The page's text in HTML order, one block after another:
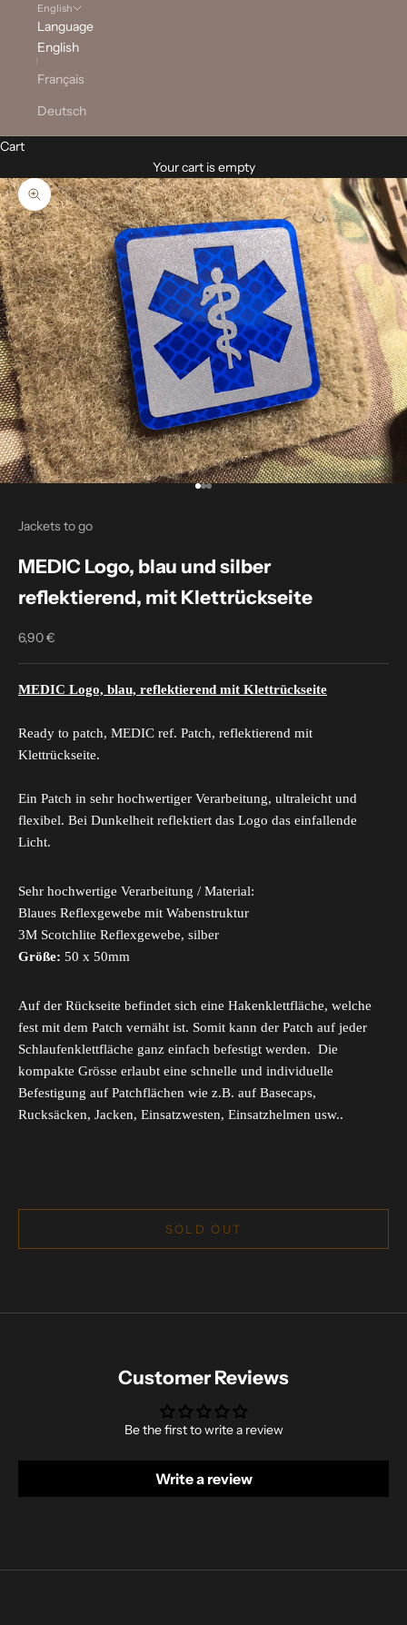
English
Language
English
Français
Deutsch
Cart
Your cart is empty
Zoom picture
Go to item 1
Go to item 2
Go to item 3
Jackets to go
MEDIC Logo, blau und silber
reflektierend, mit Klettrückseite
Sale price
6,90 €
MEDIC Logo, blau, reflektierend mit Klettrückseite
Ready to patch, MEDIC ref. Patch, reflektierend mit
Klettrückseite.
Ein Patch in sehr hochwertiger Verarbeitung, ultraleicht und
flexibel. Bei Dunkelheit reflektiert das Logo das einfallende
Licht.
Sehr hochwertige Verarbeitung / Material:
Blaues Reflexgewebe mit Wabenstruktur
3M Scotchlite Reflexgewebe, silber
Größe: 50 x 50mm
Auf der Rückseite befindet sich eine Hakenklettfläche, welche
fest mit dem Patch vernäht ist. Somit kann der Patch auf jeder
Schlaufenklettfläche ganz einfach befestigt werden. Die
kompakte Grösse erlaubt eine schnelle und individuelle
Befestigung auf Patchflächen wie z.B. auf Basecaps,
Rucksäcken, Jacken, Einsatzwesten, Einsatzhelmen usw..
SOLD OUT
Customer Reviews
Be the first to write a review
Write a review